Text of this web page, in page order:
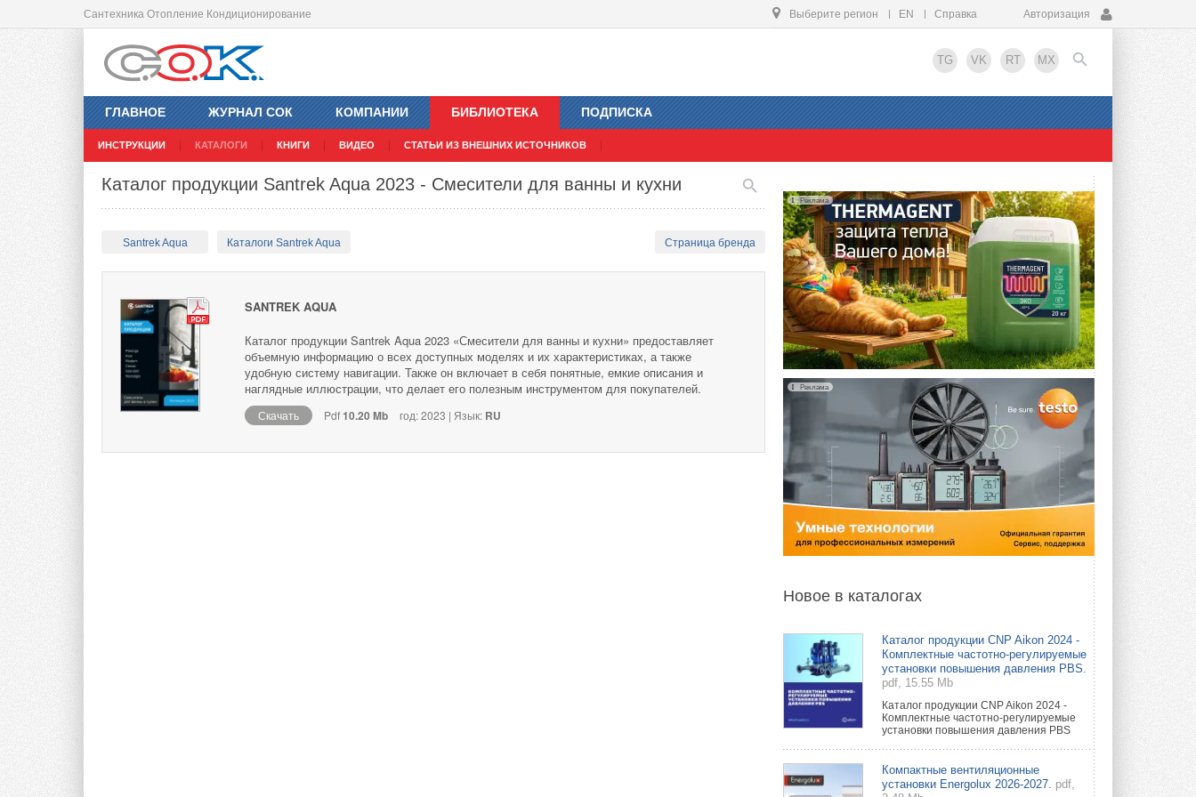
Сантехника Отопление Кондиционирование Выберите регион EN Справка Авторизация
TG VK RT MX
ГЛАВНОЕ ЖУРНАЛ СОК КОМПАНИИ БИБЛИОТЕКА
ИНСТРУКЦИИ КАТАЛОГИ КНИГИ ВИДЕО СТАТЬИ ИЗ ВНЕШНИХ ИСТОЧНИКОВ
ПОДПИСКА
EN
Каталог продукции Santrek Aqua 2023 - Смесители для ванны и кухни
Santrek Aqua Каталоги Santrek Aqua Страница бренда
SANTREK AQUA
Каталог продукции Santrek Aqua 2023 «Смесители для ванны и кухни» предоставляет
объемную информацию о всех доступных моделях и их характеристиках, а также
удобную систему навигации. Также он включает в себя понятные, емкие описания и
наглядные иллюстрации, что делает его полезным инструментом для покупателей.
Скачать Pdf10.20 Mb год: 2023 | Язык: RU
Реклама
Реклама
Новое в каталогах
Каталог продукции CNP Aikon 2024 -
Комплектные частотно-регулируемые
установки повышения давления PBS.
pdf, 15.55 Mb
Каталог продукции CNP Aikon 2024 -
Комплектные частотно-регулируемые
установки повышения давления PBS
Компактные вентиляционные
установки Energolux 2026-2027. pdf,